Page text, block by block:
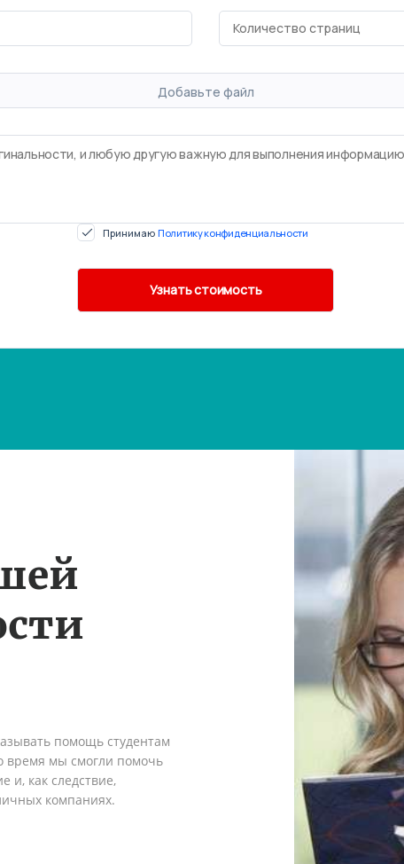
Добавьте файл
Принимаю Политику конфиденциальности
помощь студентам
время мы смогли помочь
и, как следствие,
компаниях.